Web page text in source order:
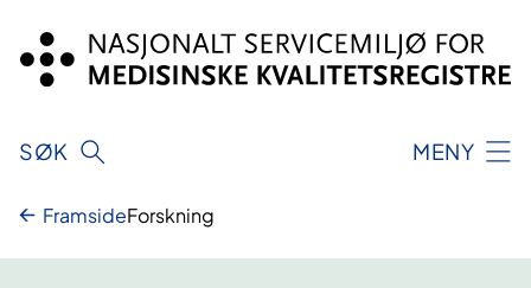
innhold
SØK MENY
FramsideForskning